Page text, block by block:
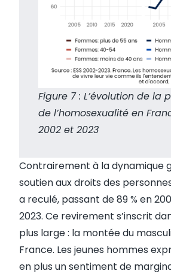
Figure 7 : L’évolution de la
de l’homosexualité en
2002 et 2023
Contrairement à la dynamique
soutien aux droits des
a reculé, passant de 89 % en
2023. Ce revirement s’inscrit
plus large : la montée du
France. Les jeunes hommes
en plus un sentiment de